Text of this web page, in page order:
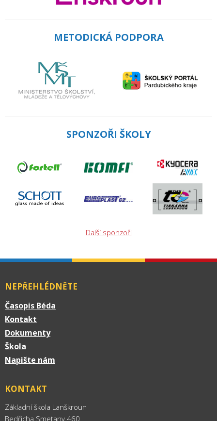
METODICKÁ PODPORA
SPONZOŘI ŠKOLY
Další sponzoři
NEPŘEHLÉDNĚTE
Časopis Béda
Kontakt
Dokumenty
Škola
Napište nám
KONTAKT
Základní škola Lanškroun
Bedřicha Smetany 460